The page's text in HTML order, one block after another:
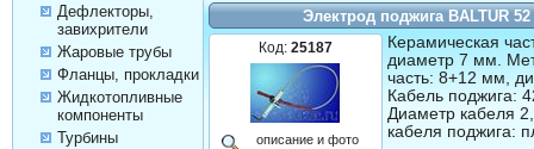
Дефлекторы,
завихрители
Жаровые трубы
Фланцы, прокладки
Жидкотопливные
компоненты
Турбины
Электрод поджига BALTUR
Код:25187
описание и фото
Керамическая
диаметр 7 мм.
часть: 8+12 мм,
Кабель поджига:
Диаметр кабеля
кабеля поджига: